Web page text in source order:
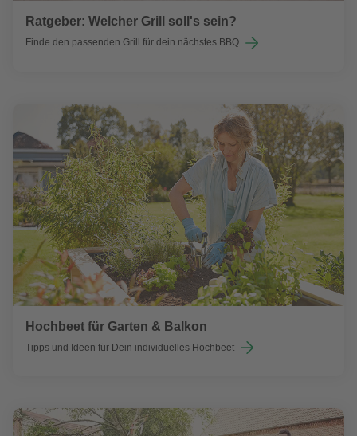
Ratgeber: Welcher Grill soll's sein?
Finde den passenden Grill für dein nächstes BBQ
Hochbeet für Garten & Balkon
Tipps und Ideen für Dein individuelles Hochbeet